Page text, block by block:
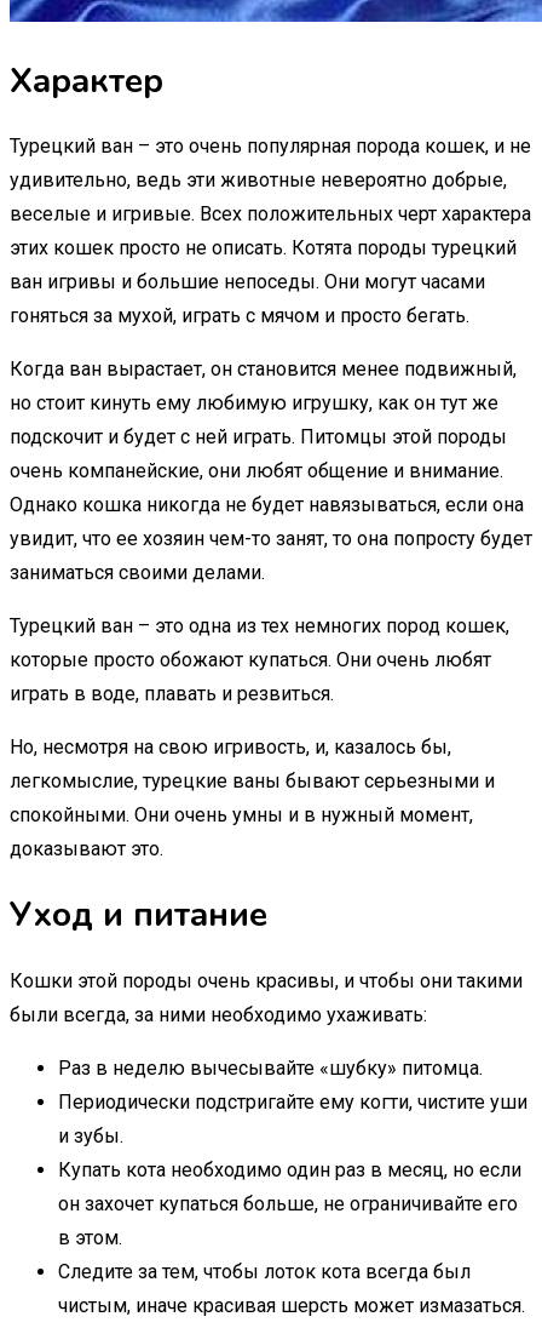
Характер
Турецкий ван – это очень популярная порода кошек, и не
удивительно, ведь эти животные невероятно добрые,
веселые и игривые. Всех положительных черт характера
этих кошек просто не описать. Котята породы турецкий
ван игривы и большие непоседы. Они могут часами
гоняться за мухой, играть с мячом и просто бегать.
Когда ван вырастает, он становится менее подвижный,
но стоит кинуть ему любимую игрушку, как он тут же
подскочит и будет с ней играть. Питомцы этой породы
очень компанейские, они любят общение и внимание.
Однако кошка никогда не будет навязываться, если она
увидит, что ее хозяин чем-то занят, то она попросту будет
заниматься своими делами.
Турецкий ван – это одна из тех немногих пород кошек,
которые просто обожают купаться. Они очень любят
играть в воде, плавать и резвиться.
Но, несмотря на свою игривость, и, казалось бы,
легкомыслие, турецкие ваны бывают серьезными и
спокойными. Они очень умны и в нужный момент,
доказывают это.
Уход и питание
Кошки этой породы очень красивы, и чтобы они такими
были всегда, за ними необходимо ухаживать:
Раз в неделю вычесывайте «шубку» питомца.
Периодически подстригайте ему когти, чистите уши
и зубы.
Купать кота необходимо один раз в месяц, но если
он захочет купаться больше, не ограничивайте его
в этом.
Следите за тем, чтобы лоток кота всегда был
чистым, иначе красивая шерсть может измазаться.